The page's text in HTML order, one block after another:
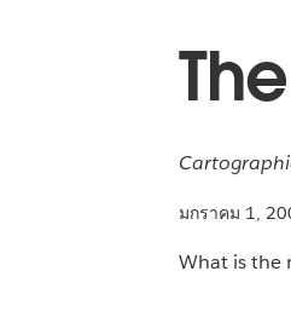
มกราคม 1,
What is the